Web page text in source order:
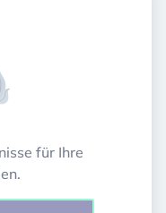
für Ihre